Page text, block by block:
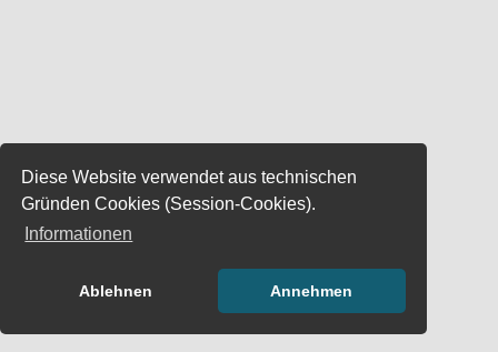
Diese Website verwendet aus technischen
Gründen Cookies (Session-Cookies).
Informationen
Ablehnen Annehmen